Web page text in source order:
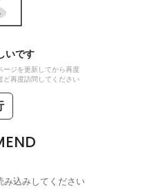
いです
ージを更新してから再度
ど再度訪問してください
み込みしてください